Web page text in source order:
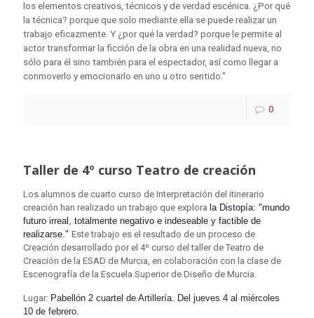
los elementos creativos, técnicos y de verdad escénica. ¿Por qué
la técnica? porque que solo mediante ella se puede realizar un
trabajo eficazmente. Y ¿por qué la verdad? porque le permite al
actor transformar la ficción de la obra en una realidad nueva, no
sólo para él sino también para el espectador, así como llegar a
conmoverlo y emocionarlo en uno u otro sentido."
0
Taller de 4º curso Teatro de creación
Los alumnos de cuarto curso de Interpretación del itinerario
creación han realizado un trabajo que explora la Distopía: "mundo
futuro irreal, totalmente negativo e indeseable y factible de
realizarse." Este trabajo es el resultado de un proceso de
Creación desarrollado por el 4º curso del taller de Teatro de
Creación de la ESAD de Murcia, en colaboración con la clase de
Escenografía de la Escuela Superior de Diseño de Murcia.
Lugar: Pabellón 2 cuartel de Artillería. Del jueves 4 al miércoles
10 de febrero.